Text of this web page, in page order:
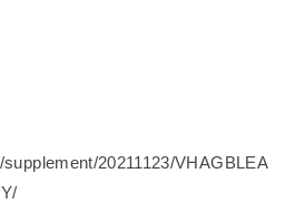
20211123/VHAGBLEA